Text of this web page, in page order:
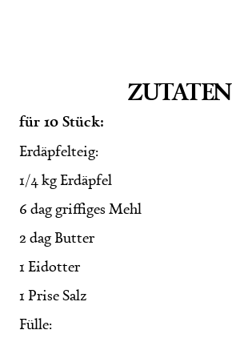
ZUTATEN
für 10 Stück:
Erdäpfelteig:
1/4 kg Erdäpfel
6 dag griffiges Mehl
2 dag Butter
1 Eidotter
1 Prise Salz
Fülle: